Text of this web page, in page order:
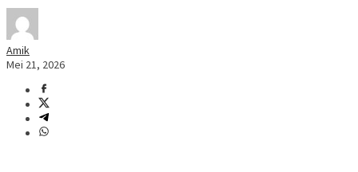
Amik
Mei 21, 2026